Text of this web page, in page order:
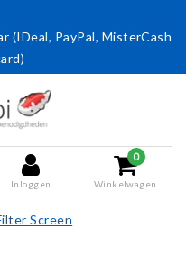
(IDeal, PayPal, MisterCash
Inloggen
0
Winkelwagen
Screen